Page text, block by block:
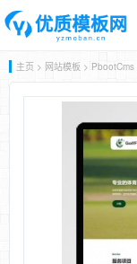
主页 > 网站模板 > PbootCms